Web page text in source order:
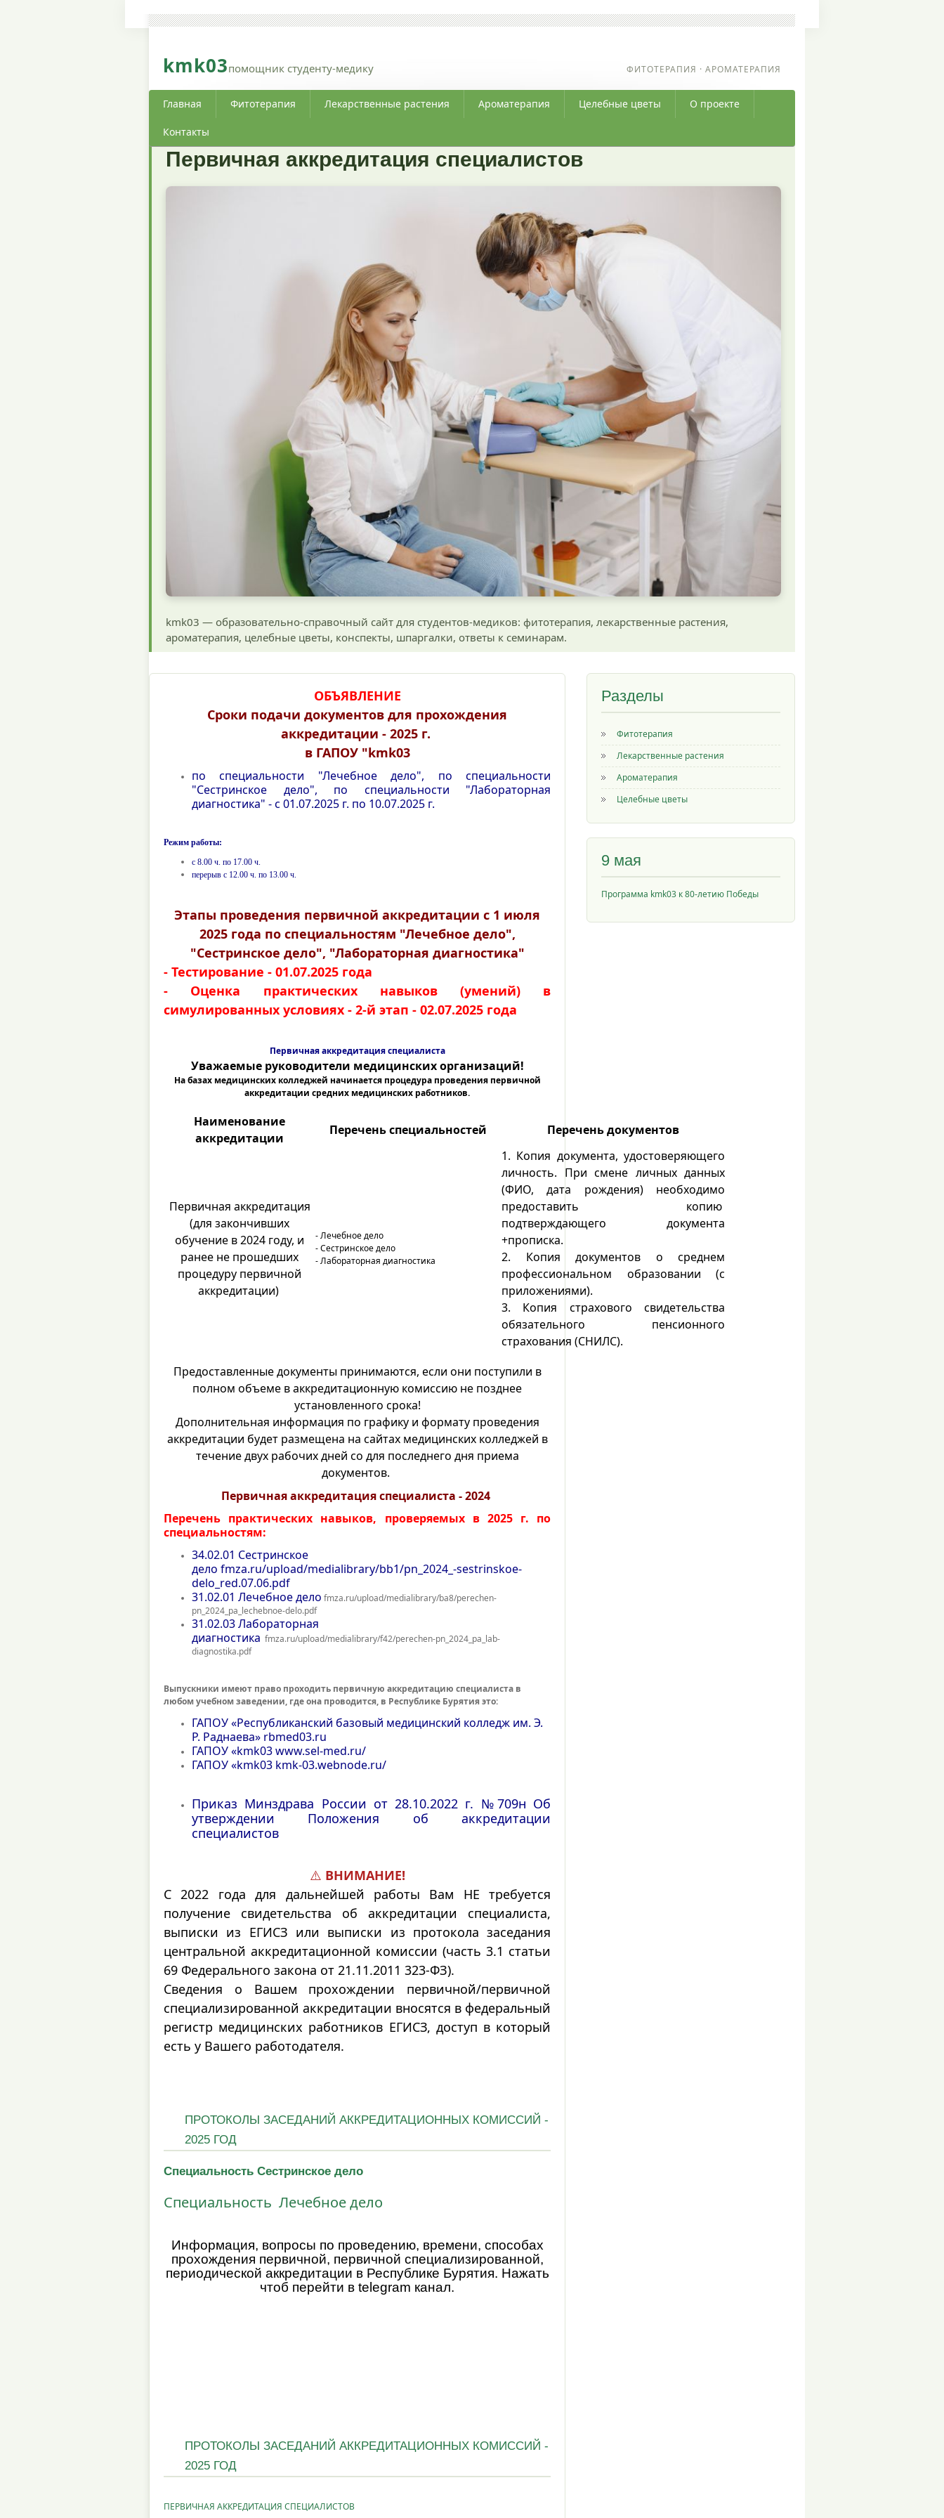
kmk03помощник студенту-медику ФИТОТЕРАПИЯ · АРОМАТЕРАПИЯ
Главная Фитотерапия Лекарственные растения Ароматерапия Целебные цветы О проекте
Контакты
Первичная аккредитация специалистов
kmk03 — образовательно-справочный сайт для студентов-медиков: фитотерапия, лекарственные растения,
ароматерапия, целебные цветы, конспекты, шпаргалки, ответы к семинарам.
ОБЪЯВЛЕНИЕ
Сроки подачи документов для прохождения
аккредитации - 2025 г.
в ГАПОУ "kmk03
по специальности "Лечебное дело", по специальности
"Сестринское дело", по специальности "Лабораторная
диагностика" - с 01.07.2025 г. по 10.07.2025 г.
Режим работы:
с 8.00 ч. по 17.00 ч.
перерыв с 12.00 ч. по 13.00 ч.
Этапы проведения первичной аккредитации с 1 июля
2025 года по специальностям "Лечебное дело",
"Сестринское дело", "Лабораторная диагностика"
- Тестирование - 01.07.2025 года
- Оценка практических навыков (умений) в
симулированных условиях - 2-й этап - 02.07.2025 года
Первичная аккредитация специалиста
Уважаемые руководители медицинских организаций!
На базах медицинских колледжей начинается процедура проведения первичной
аккредитации средних медицинских работников.
Наименование
аккредитации
Перечень специальностей Перечень документов
Первичная аккредитация
(для закончивших
обучение в 2024 году, и
ранее не прошедших
процедуру первичной
аккредитации)
- Лечебное дело
- Сестринское дело
- Лабораторная диагностика
1. Копия документа, удостоверяющего
личность. При смене личных данных
(ФИО, дата рождения) необходимо
предоставить копию
подтверждающего документа
+прописка.
2.
Копия документов о среднем
профессиональном образовании (с
приложениями).
3.
Копия страхового свидетельства
обязательного пенсионного
страхования (СНИЛС).
Предоставленные документы принимаются, если они поступили в
полном объеме в аккредитационную комиссию не позднее
установленного срока!
Дополнительная информация по графику и формату проведения
аккредитации будет размещена на сайтах медицинских колледжей в
течение двух рабочих дней со для последнего дня приема
документов.
Первичная аккредитация специалиста - 2024
Перечень практических навыков, проверяемых в 2025 г. по
специальностям:
34.02.01 Сестринское
дело fmza.ru/upload/medialibrary/bb1/pn_2024_-sestrinskoe-
delo_red.07.06.pdf
31.02.01 Лечебное дело fmza.ru/upload/medialibrary/ba8/perechen-
pn_2024_pa_lechebnoe-delo.pdf
31.02.03 Лабораторная
диагностика fmza.ru/upload/medialibrary/f42/perechen-pn_2024_pa_lab-
diagnostika.pdf
Выпускники имеют право проходить первичную аккредитацию специалиста в
любомучебном заведении, где она проводится, в Республике Бурятия это:
ГАПОУ «Республиканский базовый медицинский колледж им. Э.
Р. Раднаева» rbmed03.ru
ГАПОУ «kmk03www.sel-med.ru/
ГАПОУ «kmk03 kmk-03.webnode.ru/
Приказ Минздрава России от 28.10.2022 г. №709н Об
утверждении Положения об аккредитации
специалистов
⚠️ ВНИМАНИЕ!
С 2022 года для дальнейшей работы Вам НЕ требуется
получение свидетельства об аккредитации специалиста,
выписки из ЕГИСЗ или выписки из протокола заседания
центральной аккредитационной комиссии (часть 3.1 статьи
69 Федерального закона от 21.11.2011 323-ФЗ).
Сведения о Вашем прохождении первичной/первичной
специализированной аккредитации вносятся в федеральный
регистр медицинских работников ЕГИСЗ, доступ в который
есть у Вашего работодателя.
ПРОТОКОЛЫ ЗАСЕДАНИЙ АККРЕДИТАЦИОННЫХ КОМИССИЙ -
2025 ГОД
Специальность Сестринское дело
Специальность Лечебное дело
Информация, вопросы по проведению, времени, способах
прохождения первичной, первичной специализированной,
периодической аккредитации в Республике Бурятия. Нажать
чтоб перейти в telegram канал.
ПРОТОКОЛЫ ЗАСЕДАНИЙ АККРЕДИТАЦИОННЫХ КОМИССИЙ -
2025 ГОД
ПЕРВИЧНАЯ АККРЕДИТАЦИЯ СПЕЦИАЛИСТОВ
Разделы
Фитотерапия
Лекарственные растения
Ароматерапия
Целебные цветы
9 мая
Программа kmk03 к 80-летию Победы